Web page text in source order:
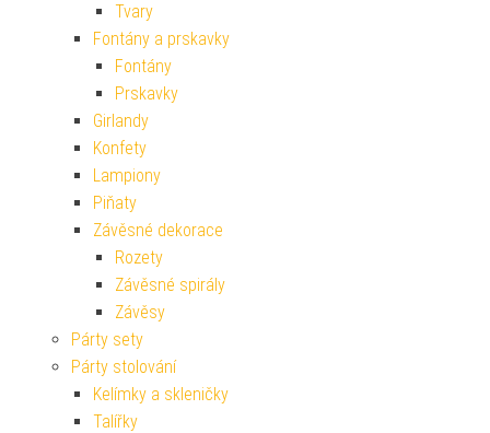
Tvary
Fontány a prskavky
Fontány
Prskavky
Girlandy
Konfety
Lampiony
Piňaty
Závěsné dekorace
Rozety
Závěsné spirály
Závěsy
Párty sety
Párty stolování
Kelímky a skleničky
Talířky